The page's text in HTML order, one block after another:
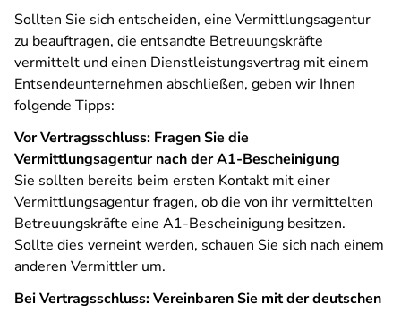
Sollten Sie sich entscheiden, eine Vermittlungsagentur
zu beauftragen, die entsandte Betreuungskräfte
vermittelt und einen Dienstleistungsvertrag mit einem
Entsendeunternehmen abschließen, geben wir Ihnen
folgende Tipps:
Vor Vertragsschluss: Fragen Sie die
Vermittlungsagentur nach der A1-Bescheinigung
Sie sollten bereits beim ersten Kontakt mit einer
Vermittlungsagentur fragen, ob die von ihr vermittelten
Betreuungskräfte eine A1-Bescheinigung besitzen.
Sollte dies verneint werden, schauen Sie sich nach einem
anderen Vermittler um.
Bei Vertragsschluss: Vereinbaren Sie mit der deutschen